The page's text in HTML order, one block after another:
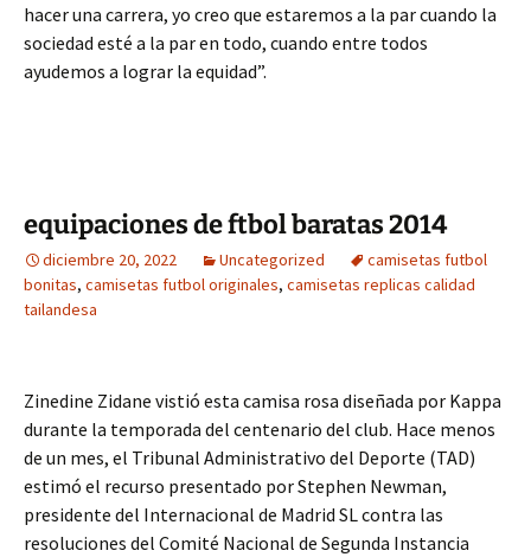
hacer una carrera, yo creo que estaremos a la par cuando la
sociedad esté a la par en todo, cuando entre todos
ayudemos a lograr la equidad”.
equipaciones de ftbol baratas 2014
diciembre 20, 2022 Uncategorized
camisetas futbol
bonitas, camisetas futbol originales, camisetas replicas calidad
tailandesa
Zinedine Zidane vistió esta camisa rosa diseñada por Kappa
durante la temporada del centenario del club. Hace menos
de un mes, el Tribunal Administrativo del Deporte (TAD)
estimó el recurso presentado por Stephen Newman,
presidente del Internacional de Madrid SL contra las
resoluciones del Comité Nacional de Segunda Instancia